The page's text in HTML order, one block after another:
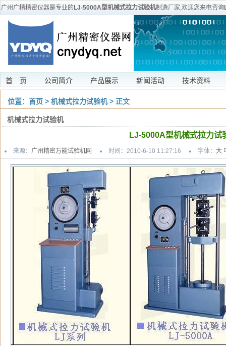
广州广精精密仪器是专业的 LJ-5000A型机械式拉力试验机制造厂家,欢迎您来电咨询
修等服
首 页 公司简介 产品展示 新闻活动 技术资料
位置： 首页 > 机械式拉力试验机> 正文
机械式拉力试验机
LJ-5000A型机械式拉力试
来源： 广州精密万能试验机网 时间：2010-6-10 11:27:16 字体： 大